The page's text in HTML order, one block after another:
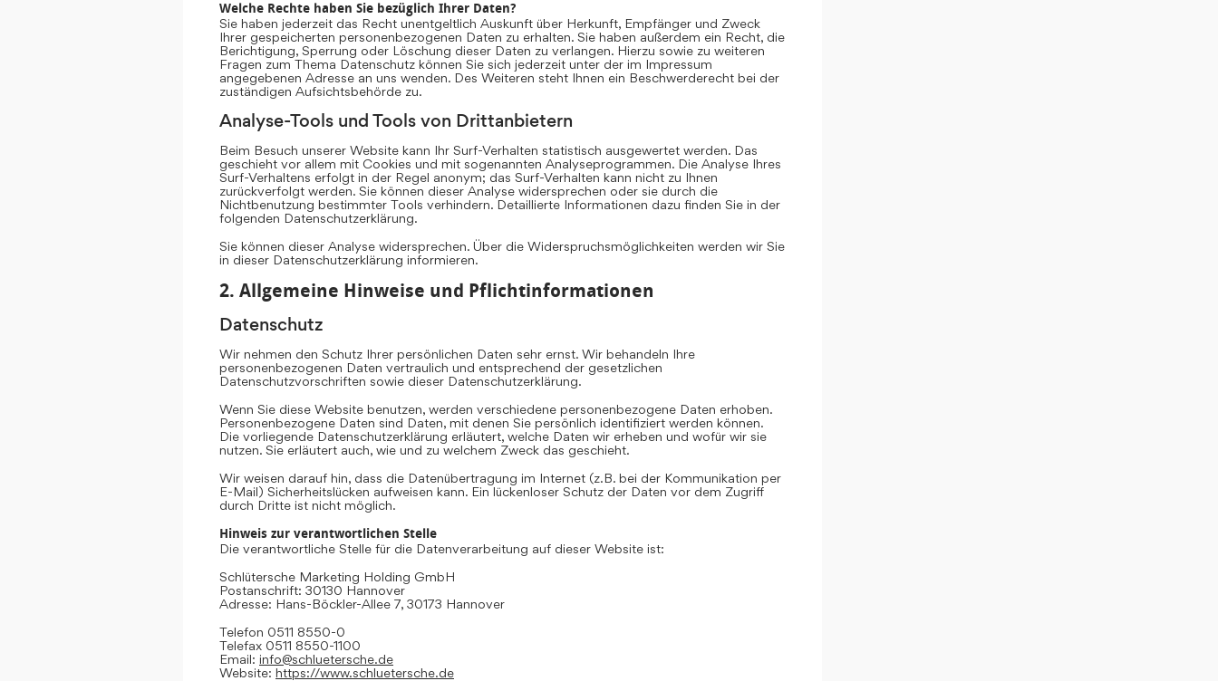
Welche Rechte haben Sie bezüglich Ihrer Daten?
Sie haben jederzeit das Recht unentgeltlich Auskunft über Herkunft, Empfänger und Zweck
Ihrer gespeicherten personenbezogenen Daten zu erhalten. Sie haben außerdem ein Recht, die
Berichtigung, Sperrung oder Löschung dieser Daten zu verlangen. Hierzu sowie zu weiteren
Fragen zum Thema Datenschutz können Sie sich jederzeit unter der im Impressum
angegebenen Adresse an uns wenden. Des Weiteren steht Ihnen ein Beschwerderecht bei der
zuständigen Aufsichtsbehörde zu.
Analyse-Tools und Tools von Drittanbietern
Beim Besuch unserer Website kann Ihr Surf-Verhalten statistisch ausgewertet werden. Das
geschieht vor allem mit Cookies und mit sogenannten Analyseprogrammen. Die Analyse Ihres
Surf-Verhaltens erfolgt in der Regel anonym; das Surf-Verhalten kann nicht zu Ihnen
zurückverfolgt werden. Sie können dieser Analyse widersprechen oder sie durch die
Nichtbenutzung bestimmter Tools verhindern. Detaillierte Informationen dazu finden Sie in der
folgenden Datenschutzerklärung.
Sie können dieser Analyse widersprechen. Über die Widerspruchsmöglichkeiten werden wir Sie
in dieser Datenschutzerklärung informieren.
2. Allgemeine Hinweise und Pflichtinformationen
Datenschutz
Wir nehmen den Schutz Ihrer persönlichen Daten sehr ernst. Wir behandeln Ihre
personenbezogenen Daten vertraulich und entsprechend der gesetzlichen
Datenschutzvorschriften sowie dieser Datenschutzerklärung.
Wenn Sie diese Website benutzen, werden verschiedene personenbezogene Daten erhoben.
Personenbezogene Daten sind Daten, mit denen Sie persönlich identifiziert werden können.
Die vorliegende Datenschutzerklärung erläutert, welche Daten wir erheben und wofür wir sie
nutzen. Sie erläutert auch, wie und zu welchem Zweck das geschieht.
Wir weisen darauf hin, dass die Datenübertragung im Internet (z.B. bei der Kommunikation per
E-Mail) Sicherheitslücken aufweisen kann. Ein lückenloser Schutz der Daten vor dem Zugriff
durch Dritte ist nicht möglich.
Hinweis zur verantwortlichen Stelle
Die verantwortliche Stelle für die Datenverarbeitung auf dieser Website ist:
Schlütersche Marketing Holding GmbH
Postanschrift: 30130 Hannover
Adresse: Hans-Böckler-Allee 7, 30173 Hannover
Telefon 0511 8550-0
Telefax 0511 8550-1100
Email: info@schluetersche.de
Website: https://www.schluetersche.de